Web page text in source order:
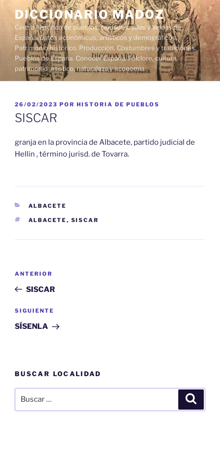
contenido
DICCIONARIO MADOZ
Censo histórico de pueblos, ciudades, villas y aldeas de
España. Datos económicos, artísticos y demográficos.
Patrimonio histórico. Producción. Costumbres y tradiciones.
Pueblos de España. Conocer España. Folclore, cultura,
patrimonio artístico, naturaleza y economía.
PUBLICADO
EL
26/02/2023 POR HISTORIA DE PUEBLOS
SISCAR
granja en la provincia de Albacete, partido judicial de
Hellin , término jurisd. de Tovarra.
CATEGORÍAS
ALBACETE
ETIQUETAS
ALBACETE , SISCAR
entradas
Entrada
anterior:
ANTERIOR
SISCAR
Siguiente
entrada
SIGUIENTE
SÍSENLA
BUSCAR LOCALIDAD
por: